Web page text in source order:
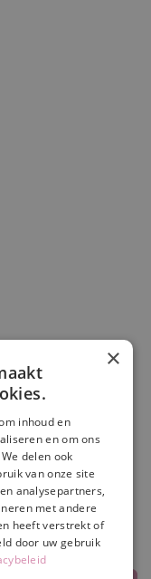
korting
×
inhoud en
en om ons
delen ook
van onze site
analysepartners,
met andere
heeft verstrekt of
door uw gebruik